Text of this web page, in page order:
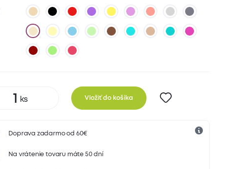
Vložiť do košíka
Doprava zadarmo od 60€
Na vrátenie tovaru máte 50 dní